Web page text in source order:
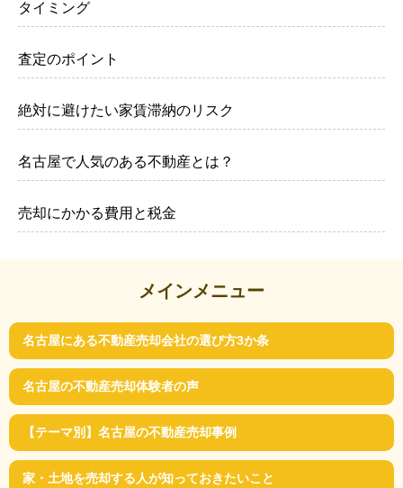
タイミング
査定のポイント
絶対に避けたい家賃滞納のリスク
名古屋で人気のある不動産とは？
売却にかかる費用と税金
メインメニュー
名古屋にある不動産売却会社の選び方3か条
名古屋の不動産売却体験者の声
【テーマ別】名古屋の不動産売却事例
家・土地を売却する人が知っておきたいこと